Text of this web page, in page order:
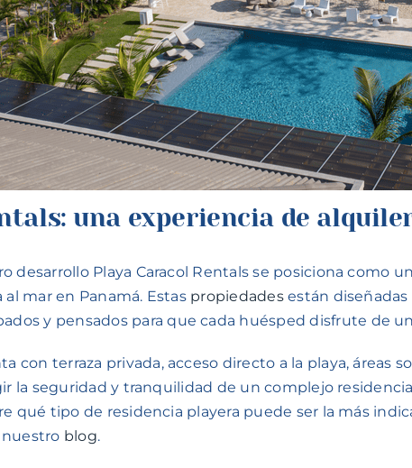
una experiencia de
desarrollo Playa Caracol Rentals se posiciona como
mar en Panamá. Estas propiedadesestán diseñadas
y pensados para que cada huésped disfrute de
con terraza privada, acceso directo a la playa, áreas
la seguridad y tranquilidad de un complejo
qué tipo de residencia playera puede ser la más
nuestro blog.